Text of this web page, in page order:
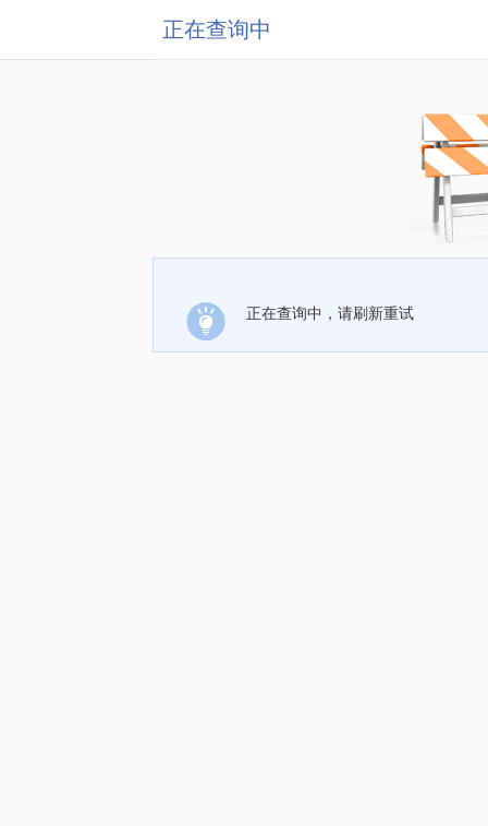
正在查询中
正在查询中，请刷新重试